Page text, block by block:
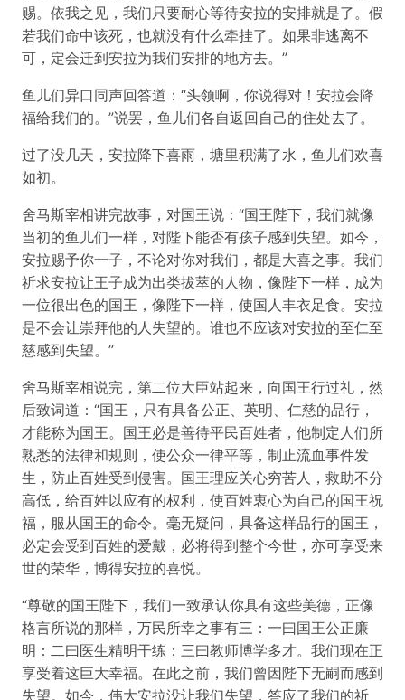
赐。依我之见，我们只要耐心等待安拉的安排就是了。假
若我们命中该死，也就没有什么牵挂了。如果非逃离不
可，定会迁到安拉为我们安排的地方去。”
鱼儿们异口同声回答道：“头领啊，你说得对！安拉会降
福给我们的。”说罢，鱼儿们各自返回自己的住处去了。
过了没几天，安拉降下喜雨，塘里积满了水，鱼儿们欢喜
如初。
舍马斯宰相讲完故事，对国王说：“国王陛下，我们就像
当初的鱼儿们一样，对陛下能否有孩子感到失望。如今，
安拉赐予你一子，不论对你对我们，都是大喜之事。我们
祈求安拉让王子成为出类拔萃的人物，像陛下一样，成为
一位很出色的国王，像陛下一样，使国人丰衣足食。安拉
是不会让崇拜他的人失望的。谁也不应该对安拉的至仁至
慈感到失望。”
舍马斯宰相说完，第二位大臣站起来，向国王行过礼，然
后致词道：“国王，只有具备公正、英明、仁慈的品行，
才能称为国王。国王必是善待平民百姓者，他制定人们所
熟悉的法律和规则，使公众一律平等，制止流血事件发
生，防止百姓受到侵害。国王理应关心穷苦人，救助不分
高低，给百姓以应有的权利，使百姓衷心为自己的国王祝
福，服从国王的命令。毫无疑问，具备这样品行的国王，
必定会受到百姓的爱戴，必将得到整个今世，亦可享受来
世的荣华，博得安拉的喜悦。
“尊敬的国王陛下，我们一致承认你具有这些美德，正像
格言所说的那样，万民所幸之事有三：一曰国王公正廉
明：二曰医生精明干练：三曰教师博学多才。我们现在正
享受着这巨大幸福。在此之前，我们曾因陛下无嗣而感到
失望。如今，伟大安拉没让我们失望，答应了我们的祈